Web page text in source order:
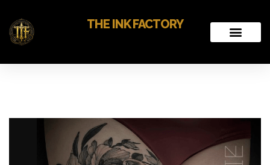
THE INK FACTORY